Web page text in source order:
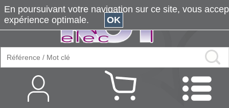
En poursuivant votre navigation sur ce site, vous
expérience optimale.
OK